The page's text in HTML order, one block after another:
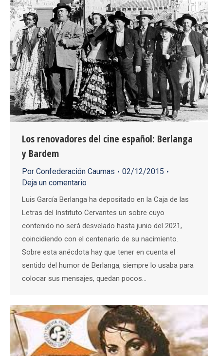
Los renovadores del cine español: Berlanga
y Bardem
Por Confederación Caumas
02/12/2015
Deja un comentario
Luis García Berlanga ha depositado en la Caja de las
Letras del Instituto Cervantes un sobre cuyo
contenido no será desvelado hasta junio del 2021,
coincidiendo con el centenario de su nacimiento.
Sobre esta anécdota hay que tener en cuenta el
sentido del humor de Berlanga, siempre lo usaba para
colocar sus mensajes, quedan pocos…